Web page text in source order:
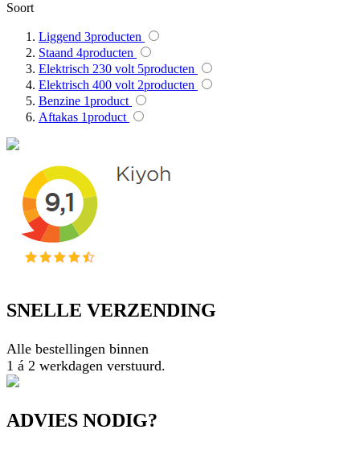
Soort
Liggend 3producten
Staand 4producten
Elektrisch 230 volt 5producten
Elektrisch 400 volt 2producten
Benzine 1product
Aftakas 1product
SNELLE VERZENDING
Alle bestellingen binnen
1 á 2 werkdagen verstuurd.
ADVIES NODIG?